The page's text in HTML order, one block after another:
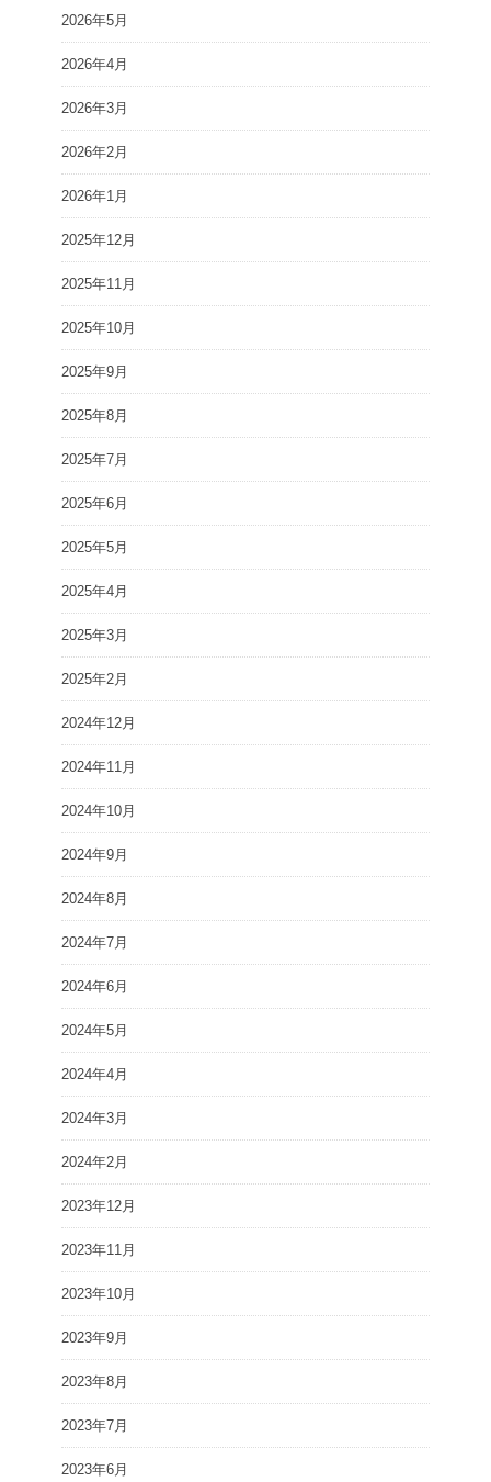
2026年5月
2026年4月
2026年3月
2026年2月
2026年1月
2025年12月
2025年11月
2025年10月
2025年9月
2025年8月
2025年7月
2025年6月
2025年5月
2025年4月
2025年3月
2025年2月
2024年12月
2024年11月
2024年10月
2024年9月
2024年8月
2024年7月
2024年6月
2024年5月
2024年4月
2024年3月
2024年2月
2023年12月
2023年11月
2023年10月
2023年9月
2023年8月
2023年7月
2023年6月